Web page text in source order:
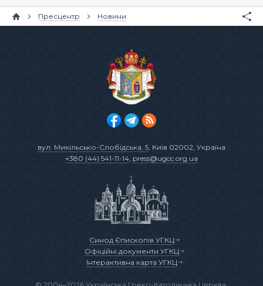
Пресцентр Новини
вул. Микільсько-Слобідська, 5, Київ 02002, Україна
+380 (44) 541-11-14, press@ugcc.org.ua
Синод Єпископів УГКЦ
Офіційні документи УГКЦ
Інтерактивна карта УГКЦ